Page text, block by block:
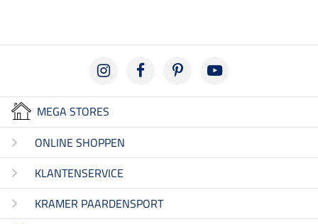
MEGA STORES
ONLINE SHOPPEN
KLANTENSERVICE
KRAMER PAARDENSPORT